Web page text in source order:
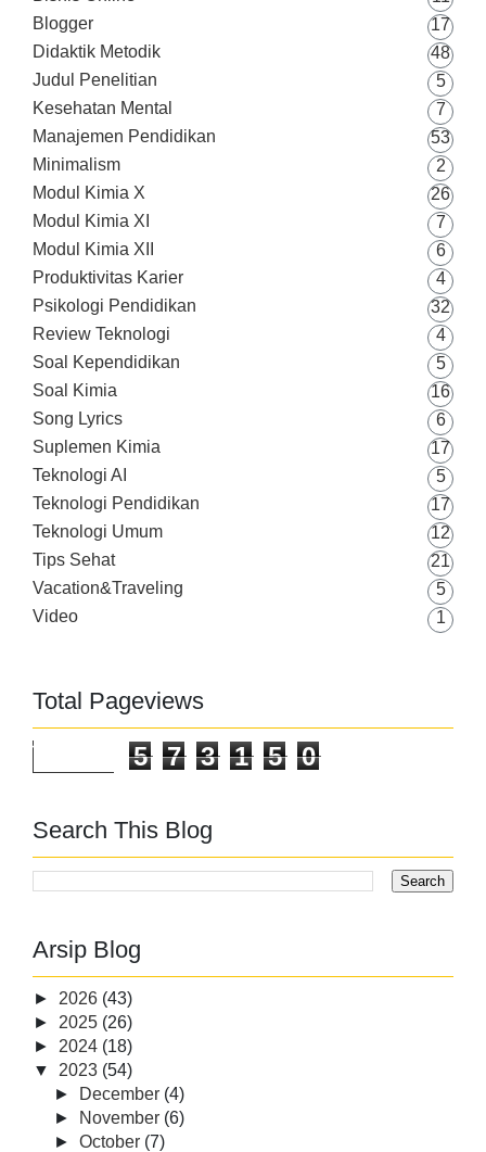
Blogger
17
Didaktik Metodik
48
Judul Penelitian
5
Kesehatan Mental
7
Manajemen Pendidikan
53
Minimalism
2
Modul Kimia X
26
Modul Kimia XI
7
Modul Kimia XII
6
Produktivitas Karier
4
Psikologi Pendidikan
32
Review Teknologi
4
Soal Kependidikan
5
Soal Kimia
16
Song Lyrics
6
Suplemen Kimia
17
Teknologi AI
5
Teknologi Pendidikan
17
Teknologi Umum
12
Tips Sehat
21
Vacation&Traveling
5
Video
1
Total Pageviews
5 7 3 1 5 0
Search This Blog
Arsip Blog
► 2026 (43)
► 2025 (26)
► 2024 (18)
▼ 2023 (54)
►
December (4)
►
November (6)
►October (7)